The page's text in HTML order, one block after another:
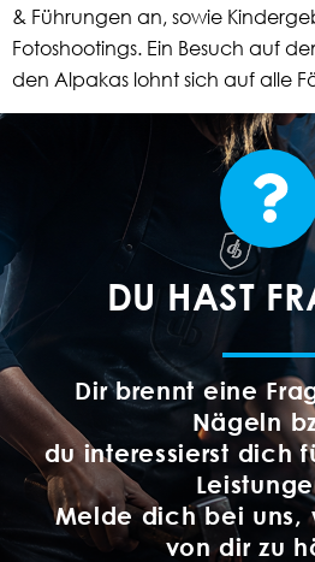
& Führungen an, sowie
Fotoshootings. Ein Besuch auf
den Alpakas lohnt sich auf alle
DU HAST
Dir brennt eine
Nägeln
du interessierst dich
Melde dich bei uns,
von dir zu